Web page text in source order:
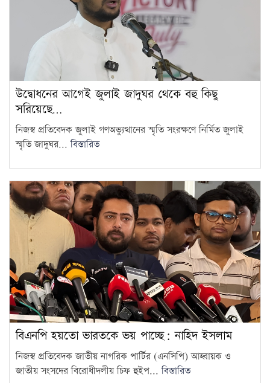
12
দ্রব্যমূল্যের ঊর্ধ্বগতিতে মানুষের
জীবন দুর্বিষহ হয়ে উঠেছে: ডা.
শফিকুর রহমান
13
ওষুধ কোম্পানির আনন্দ ভ্রমণে
গেছেন চিকিৎসকরা, হাসপাতালে
14
হামের উপসর্গে আরও ৩ শিশুর
15
আওয়ামী লীগের সঙ্গে গণতন্ত্র যায়
না: মির্জা ফখরুল
উদ্বোধনের আগেই জুলাই জাদুঘর থেকে বহু কিছু
সরিয়েছে…
নিজস্ব প্রতিবেদক জুলাই গণঅভ্যুত্থানের স্মৃতি সংরক্ষণে নির্মিত জুলাই
স্মৃতি জাদুঘর...বিস্তারিত
বিএনপি হয়তো ভারতকে ভয় পাচ্ছে: নাহিদ ইসলাম
নিজস্ব প্রতিবেদক জাতীয় নাগরিক পার্টির (এনসিপি) আহ্বায়ক ও
জাতীয় সংসদের বিরোধীদলীয় চিফ হুইপ...বিস্তারিত